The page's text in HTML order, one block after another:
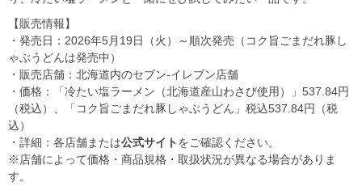
【販売情報】
・発売日：2026年5月19日（火）～順次発売（コク旨ごまだれ豚し
ゃぶうどんは発売中）
・販売店舗：北海道内のセブン‐イレブン店舗
・価格：「冷たい塩ラーメン（北海道産山わさび使用）」537.84円
（税込）、「コク旨ごまだれ豚しゃぶうどん」税込537.84円（税
込）
・詳細：各店舗または公式サイト をご確認ください。
※店舗によって価格・商品規格・取扱状況が異なる場合がありま
す。